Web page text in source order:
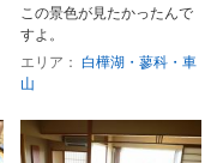
この景色が見たかったんで
すよ。
エリア： 白樺湖・蓼科・車
山